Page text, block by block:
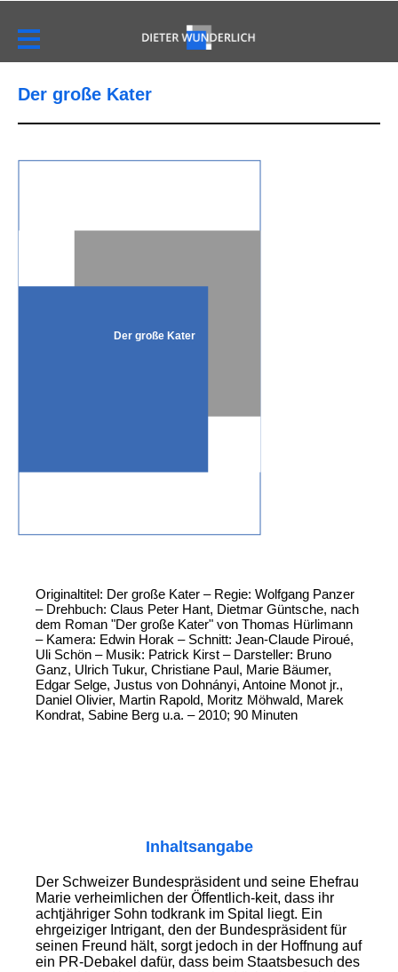
Der große Kater
Der große Kater
Originaltitel: Der große Kater – Regie: Wolfgang Panzer
– Drehbuch: Claus Peter Hant, Dietmar Güntsche, nach
dem Roman "Der große Kater" von Thomas Hürlimann
– Kamera: Edwin Horak – Schnitt: Jean-Claude Piroué,
Uli Schön – Musik: Patrick Kirst – Darsteller: Bruno
Ganz, Ulrich Tukur, Christiane Paul, Marie Bäumer,
Edgar Selge, Justus von Dohnányi, Antoine Monot jr.,
Daniel Olivier, Martin Rapold, Moritz Möhwald, Marek
Kondrat, Sabine Berg u.a. – 2010; 90 Minuten
Inhaltsangabe
Der Schweizer Bundespräsident und seine Ehefrau
Marie verheimlichen der Öffentlich-keit, dass ihr
achtjähriger Sohn todkrank im Spital liegt. Ein
ehrgeiziger Intrigant, den der Bundespräsident für
seinen Freund hält, sorgt jedoch in der Hoffnung auf
ein PR-Debakel dafür, dass beim Staatsbesuch des